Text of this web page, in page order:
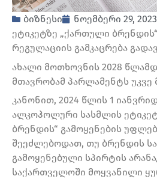
ბიზნესი
ნოემბერი 29, 2023
ეტიკეტზე „ქართული
რეგულაციის გამკაცრება
ახალი მოთხოვნის 2028
მთავრობამ პარლამენტს უკვე
კანონით, 2024 წლის 1
ალკოჰოლური სასმლის
ბრენდის“ გამოყენების
შეეძლებოდათ, თუ ბრენდის
გამოყენებული სპირტის
საქართველოში მოყვანილი